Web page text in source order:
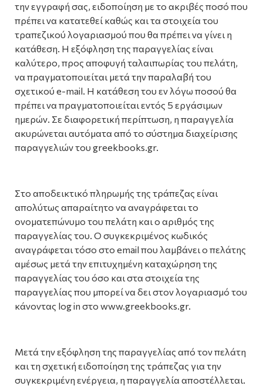
την εγγραφή σας, ειδοποίηση με το ακριβές ποσό που
πρέπει να κατατεθεί καθώς και τα στοιχεία του
τραπεζικού λογαριασμού που θα πρέπει να γίνει η
κατάθεση. Η εξόφληση της παραγγελίας είναι
καλύτερο, προς αποφυγή ταλαιπωρίας του πελάτη,
να πραγματοποιείται μετά την παραλαβή του
σχετικού e-mail. Η κατάθεση του εν λόγω ποσού θα
πρέπει να πραγματοποιείται εντός 5 εργάσιμων
ημερών. Σε διαφορετική περίπτωση, η παραγγελία
ακυρώνεται αυτόματα από το σύστημα διαχείρισης
παραγγελιών του greekbooks.gr.
Στο αποδεικτικό πληρωμής της τράπεζας είναι
απολύτως απαραίτητο να αναγράφεται το
ονοματεπώνυμο του πελάτη και ο αριθμός της
παραγγελίας του. Ο συγκεκριμένος κωδικός
αναγράφεται τόσο στο email που λαμβάνει ο πελάτης
αμέσως μετά την επιτυχημένη καταχώρηση της
παραγγελίας του όσο και στα στοιχεία της
παραγγελίας που μπορεί να δει στον λογαριασμό του
κάνοντας log in στο www.greekbooks.gr.
Μετά την εξόφληση της παραγγελίας από τον πελάτη
και τη σχετική ειδοποίηση της τράπεζας για την
συγκεκριμένη ενέργεια, η παραγγελία αποστέλλεται.